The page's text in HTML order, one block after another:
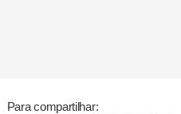
Para compartilhar: